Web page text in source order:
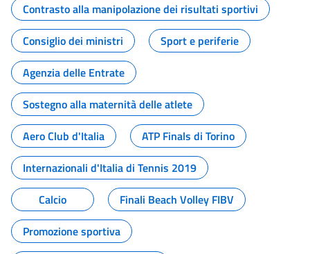
Contrasto alla manipolazione dei risultati sportivi
Consiglio dei ministri
Sport e periferie
Agenzia delle Entrate
Sostegno alla maternità delle atlete
Aero Club d'Italia
ATP Finals di Torino
Internazionali d'Italia di Tennis 2019
Calcio
Finali Beach Volley FIBV
Promozione sportiva